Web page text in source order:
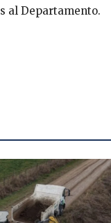
al Departamento.